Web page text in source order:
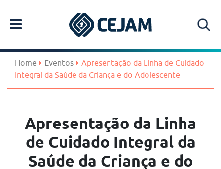
Home Eventos
Apresentação da Linha de Cuidado
Integral da Saúde da Criança e do Adolescente
Apresentação da Linha
de Cuidado Integral da
Saúde da Criança e do